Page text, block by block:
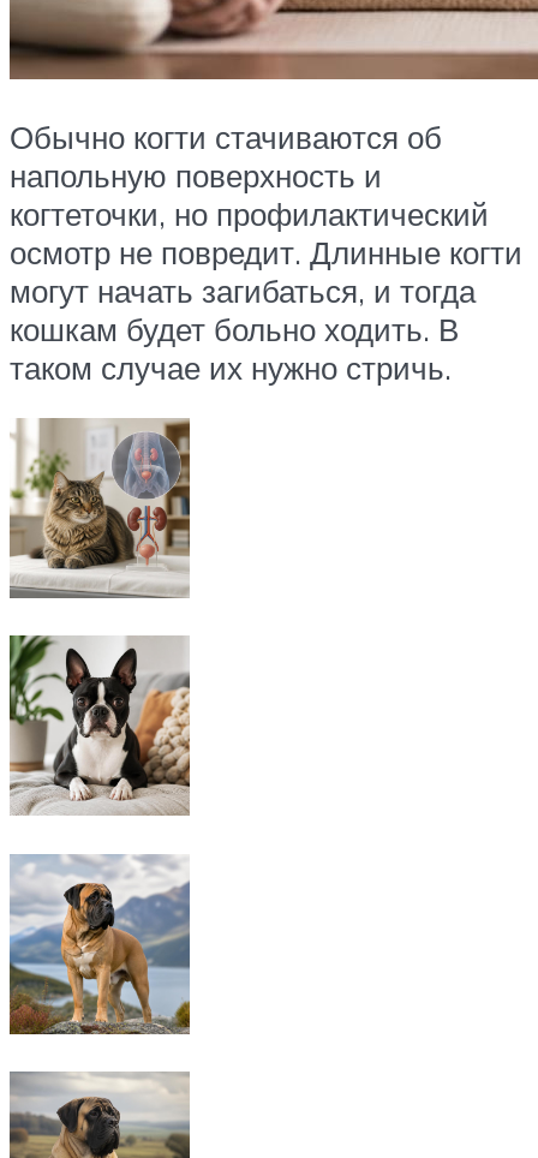
Обычно когти стачиваются об
напольную поверхность и
когтеточки, но профилактический
осмотр не повредит. Длинные когти
могут начать загибаться, и тогда
кошкам будет больно ходить. В
таком случае их нужно стричь.